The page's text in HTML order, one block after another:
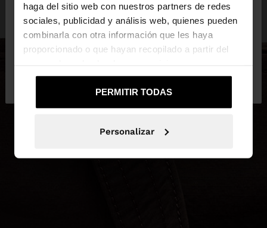
haga del sitio web con nuestros partners de redes
sociales, publicidad y análisis web, quienes pueden
combinarla con otra información que les haya
proporcionado o que hayan recopilado a partir del
PERMITIR TODAS
Personalizar
Estás accediendo a la web de España. ¿Quieres ir a
la web de United States?